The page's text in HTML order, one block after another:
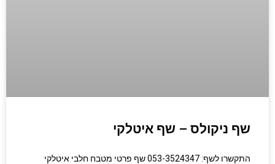
שף ניקולס – שף איטלקי
התקשרו לשף: 053-3524347 שף פרטי מטבח חלבי איטלקי